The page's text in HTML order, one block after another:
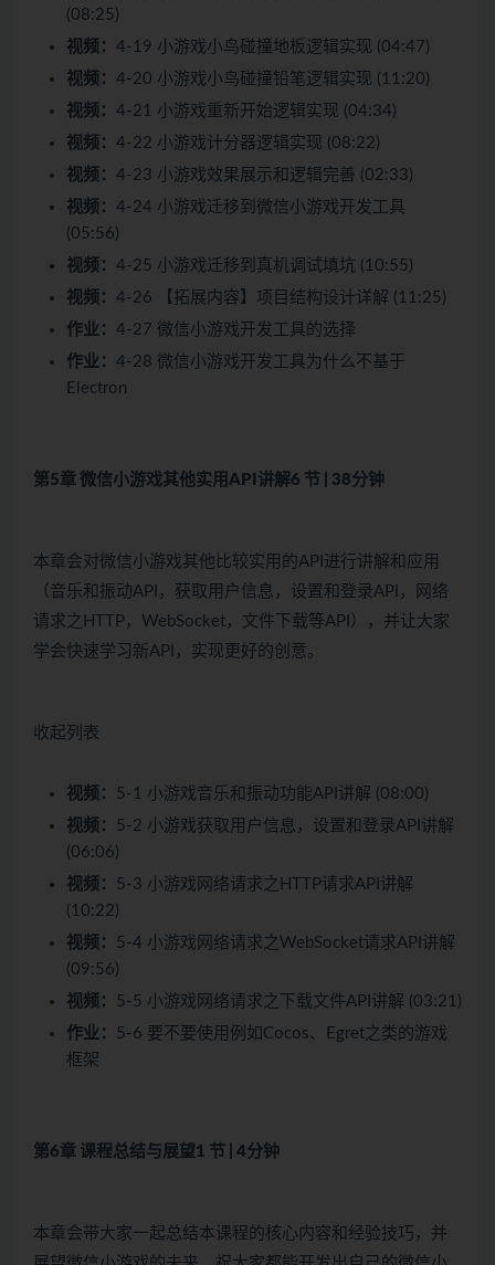
(08:25)
视频： 4-19 小游戏小鸟碰撞地板逻辑实现 (04:47)
视频： 4-20 小游戏小鸟碰撞铅笔逻辑实现 (11:20)
视频： 4-21 小游戏重新开始逻辑实现 (04:34)
视频： 4-22 小游戏计分器逻辑实现 (08:22)
视频： 4-23 小游戏效果展示和逻辑完善 (02:33)
视频： 4-24 小游戏迁移到微信小游戏开发工具
(05:56)
视频： 4-25 小游戏迁移到真机调试填坑 (10:55)
视频： 4-26 【拓展内容】项目结构设计详解 (11:25)
作业： 4-27 微信小游戏开发工具的选择
作业： 4-28 微信小游戏开发工具为什么不基于
Electron
第5章 微信小游戏其他实用API讲解6 节 | 38分钟
本章会对微信小游戏其他比较实用的API进行讲解和应用
（音乐和振动API，获取用户信息，设置和登录API，网络
请求之HTTP，WebSocket，文件下载等API），并让大家
学会快速学习新API，实现更好的创意。
收起列表
视频： 5-1 小游戏音乐和振动功能API讲解 (08:00)
视频： 5-2 小游戏获取用户信息，设置和登录API讲解
(06:06)
视频： 5-3 小游戏网络请求之HTTP请求API讲解
(10:22)
视频： 5-4 小游戏网络请求之WebSocket请求API讲解
(09:56)
视频： 5-5 小游戏网络请求之下载文件API讲解 (03:21)
作业： 5-6 要不要使用例如Cocos、Egret之类的游戏
框架
第6章 课程总结与展望1 节 | 4分钟
本章会带大家一起总结本课程的核心内容和经验技巧，并